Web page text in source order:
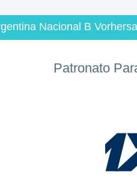
Nacional B
Patronato